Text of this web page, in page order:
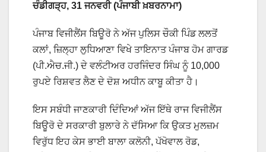
ਚੰਡੀਗੜ੍ਹ, 31 ਜਨਵਰੀ (ਪੰਜਾਬੀ ਖ਼ਬਰਨਾਮਾ)
ਪੰਜਾਬ ਵਿਜੀਲੈਂਸ ਬਿਊਰੋ ਨੇ ਅੱਜ ਪੁਲਿਸ ਚੌਕੀ ਪਿੰਡ ਲਲਤੋਂ
ਕਲਾਂ, ਜ਼ਿਲ੍ਹਾ ਲੁਧਿਆਣਾ ਵਿਖੇ ਤਾਇਨਾਤ ਪੰਜਾਬ ਹੋਮ ਗਾਰਡ
(ਪੀ.ਐਚ.ਜੀ.) ਦੇ ਵਲੰਟੀਅਰ ਹਰਜਿੰਦਰ ਸਿੰਘ ਨੂੰ 10,000
ਰੁਪਏ ਰਿਸ਼ਵਤ ਲੈਣ ਦੇ ਦੋਸ਼ ਅਧੀਨ ਕਾਬੂ ਕੀਤਾ ਹੈ।
ਇਸ ਸਬੰਧੀ ਜਾਣਕਾਰੀ ਦਿੰਦਿਆਂ ਅੱਜ ਇੱਥੇ ਰਾਜ ਵਿਜੀਲੈਂਸ
ਬਿਊਰੋ ਦੇ ਸਰਕਾਰੀ ਬੁਲਾਰੇ ਨੇ ਦੱਸਿਆ ਕਿ ਉਕਤ ਮੁਲਜ਼ਮ
ਵਿਰੁੱਧ ਇਹ ਕੇਸ ਭਾਈ ਬਾਲਾ ਕਲੋਨੀ, ਪੱਖੋਵਾਲ ਰੋਡ,